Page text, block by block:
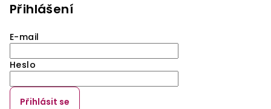
Přihlášení
E-mail
Heslo
Přihlásit se